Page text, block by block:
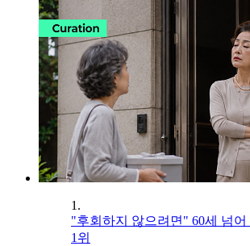
1.
"후회하지 않으려면" 60세 넘
1위